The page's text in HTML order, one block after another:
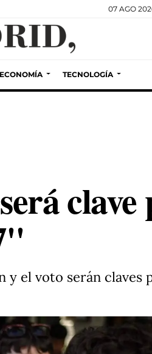
07 AGO
ECONOMÍA TECNOLOGÍA
clave
y el voto serán claves